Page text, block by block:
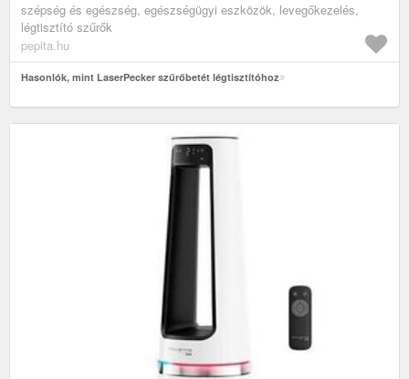
szépség és egészség, egészségügyi eszközök, levegőkezelés,
légtisztító szűrők
pepita.hu
Hasonlók, mint LaserPecker szűrőbetét légtisztítóhoz